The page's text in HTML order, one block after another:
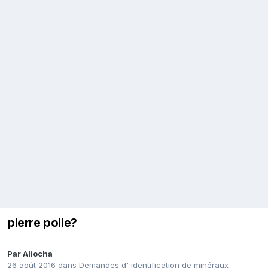
pierre polie?
ParAliocha
26 août 2016 dans Demandes d' identification de minéraux